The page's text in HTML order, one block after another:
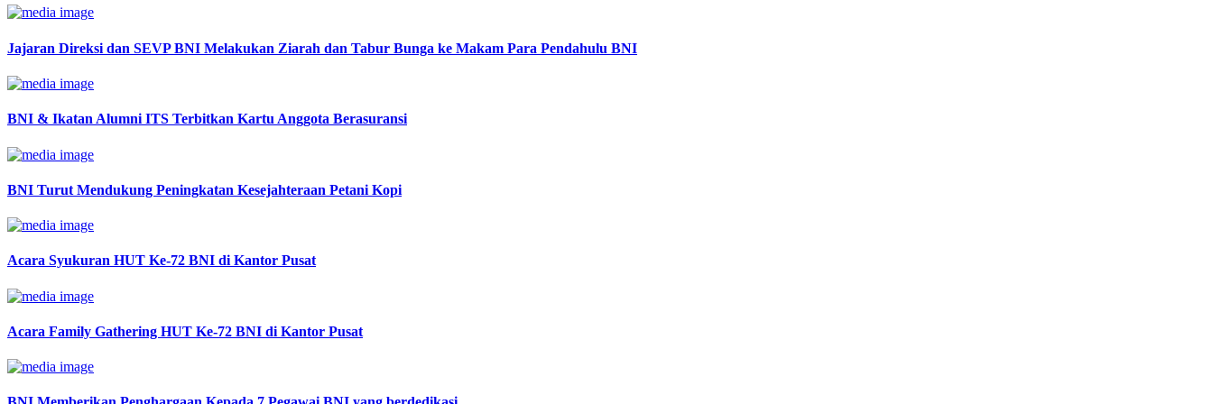
Jajaran Direksi dan SEVP BNI Melakukan Ziarah dan Tabur Bunga ke Makam Para Pendahulu BNI
BNI & Ikatan Alumni ITS Terbitkan Kartu Anggota Berasuransi
BNI Turut Mendukung Peningkatan Kesejahteraan Petani Kopi
Acara Syukuran HUT Ke-72 BNI di Kantor Pusat
Acara Family Gathering HUT Ke-72 BNI di Kantor Pusat